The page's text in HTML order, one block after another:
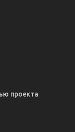
проекта